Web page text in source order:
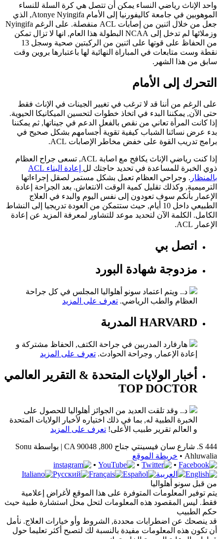
واحد الإناث رياضي النساء يمكن أن تتصل هي كرة السلة للنساء
الموهوبين في جامعة كاليفورنيا إلى الأمام Atonye Nyingifa, الذي
جعل من خلال اثنين من إصابات ACL منفصلة. على الرغم Nyingifa
وزملائها لم تدخل إلى NCAA البطولة هذا العام, انها لا تزال تمكن
من الحفاظ على قوتها على اثنين من الركبتين صحية وسجل 13
نقطة وست متابعات في المباراة النهائية لها باعتبارها بروين وقت
سابق من هذا الشهر.
التحرك إلى الأمام
على الرغم من أننا قد لا ترغب في تغيير الجينات في الإناث فقط
حتى الآن, يمكننا البدء في اتخاذ خطوات لتحسين الميكانيكا الحيوية.
إذا كانت المرأة تعاني من نقص بالفعل الدعم في جيناتها, ثم يمكننا
بدء عرض نسائنا الشباب كيفية تقوية أجسامهم بشكل صحيح في
برامج تدريب القوة على خفض مخاطر الإصابات ACL.
إذا كنت رياضي الإناث يكافح مع اصابة ACL, تسعى جراح العظام
ذوي الخبرة للمساعدة في تحديد حاجتك لل
إعادة البناء ACL
بالمنظار . وجراحي العظام تعمل بشكل مستمر لصقل إجراءاتها
الترميمية, وكذلك تقليل كمية الوقت الانتعاش. بعد الجراحة إعادة
الإعمار بأنكم سوف تعودون إلى نفس اليوم والبدء في العلاج
الطبيعي داخل 10 أيام, حيث ستتمكن من العودة تدريجيا إلى النشاط
الكامل. الكلمة الآن لتحديد موعد للتشاور لمعرفة المزيد عن إعادة
الإعمار ACL.
اتصل بي
مزدوجة شهادة البورد
د.. ويتم اعتماد سونو أهلواليا المجلس في كل جراحة
العظام والطب الرياضي. تعرف على المزيد
HARVARD المدربة
هارفارد المدربين في جراحة الكتف, الحفاظ مشتركة و
إعادة الإعمار, وجراحة الحوادث. تعرف على المزيد
أخبار الولايات المتحدة & التقرير العالمي
TOP DOCTOR
د.. وقد تلقت العديد من الجوائز أهلواليا للحصول على
الخبرة الطبية له, بما في ذلك اختياره لأخبار الولايات المتحدة
و العالم تقرير طبيب الأعلى! تعرف على المزيد
444 S. شارع سان فيسينتي جناح 800 ,
CA 90048 |
بواسطة Sonu
Ahluwalia •
خريطة الموقع
•
•
•
من قبل سونو أهلواليا
يتم توفير المعلومات المتوفرة على هذا الموقع لأغراض إعلامية
فقط. ليس المقصود هذه المعلومات لتحل محل استشارة طبية حيث
حكم الطبيب
قد ينصحك عن اضطرابات محددة, الشروط وأو خيارات العلاج. نأمل
أن تكون هذه المعلومات مفيدة بالنسبة لك لتصبح أكثر تعليما حول